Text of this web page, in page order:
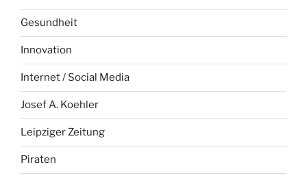
Gesundheit
Innovation
Internet / Social Media
Josef A. Koehler
Leipziger Zeitung
Piraten